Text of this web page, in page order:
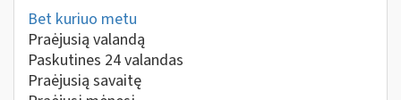
Bet kuriuo metu
Praėjusią valandą
Paskutines 24 valandas
Praėjusią savaitę